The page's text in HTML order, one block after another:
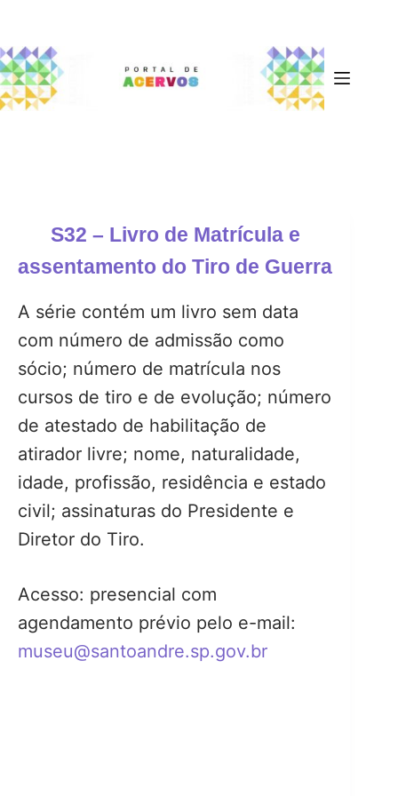
S32 – Livro de Matrícula e
assentamento do Tiro de Guerra
A série contém um livro sem data
com número de admissão como
sócio; número de matrícula nos
cursos de tiro e de evolução; número
de atestado de habilitação de
atirador livre; nome, naturalidade,
idade, profissão, residência e estado
civil; assinaturas do Presidente e
Diretor do Tiro.
Acesso: presencial com
agendamento prévio pelo e-mail:
museu@santoandre.sp.gov.br